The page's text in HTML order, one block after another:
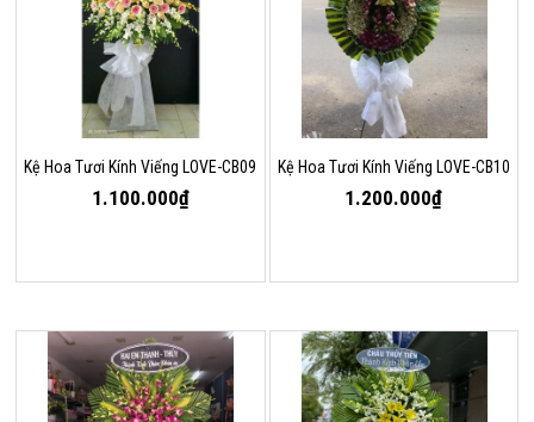
Kệ Hoa Tươi Kính Viếng LOVE-CB09
1.100.000₫
Kệ Hoa Tươi Kính Viếng LOVE-CB10
1.200.000₫